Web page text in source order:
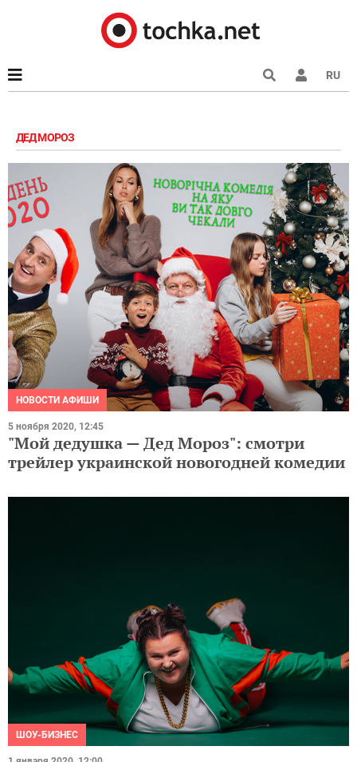
RU
ДЕД МОРОЗ
НОВОСТИ АФИШИ
5 ноября 2020, 12:45
"Мой дедушка — Дед Мороз": смотри
трейлер украинской новогодней комедии
ШОУ-БИЗНЕС